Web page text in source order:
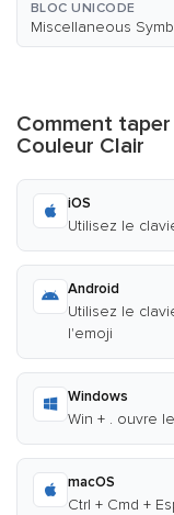
BLOC UNICODE
Miscellaneous
Comment
Couleur Clair
iOS
Utilisez le
Android
Utilisez le
l'emoji
Windows
Win + . ouvre
macOS
Ctrl + Cmd +